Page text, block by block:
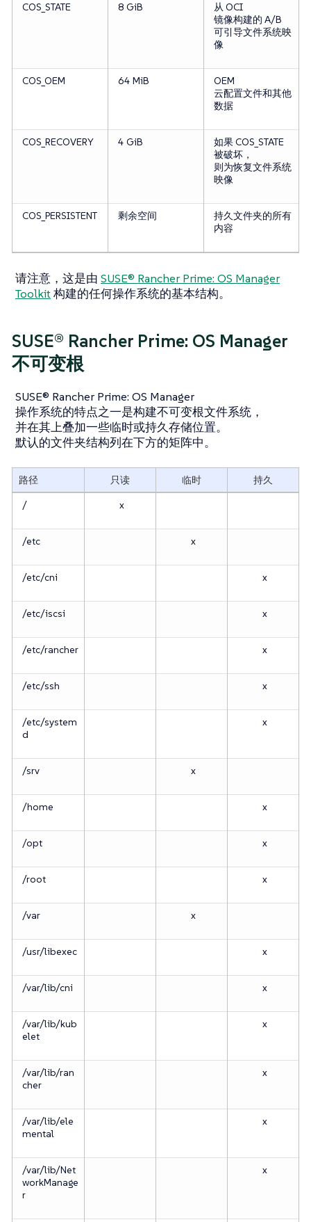
COS_STATE 8 GiB
从 OCI
镜像构建的 A/B
可引导文件系统映
像
COS_OEM 64 MiB
OEM
云配置文件和其他
数据
COS_RECOVERY 4 GiB
如果 COS_STATE
被破坏，
则为恢复文件系统
映像
COS_PERSISTENT 剩余空间
持久文件夹的所有
内容
请注意，这是由 SUSE® Rancher Prime: OS Manager
Toolkit构建的任何操作系统的基本结构。
SUSE® Rancher Prime: OS Manager
不可变根
SUSE® Rancher Prime: OS Manager
操作系统的特点之一是构建不可变根文件系统，
并在其上叠加一些临时或持久存储位置。
默认的文件夹结构列在下方的矩阵中。
路径 只读 临时
持久
/
x
/etc x
/etc/cni x
/etc/iscsi x
/etc/rancher x
/etc/ssh x
/etc/system
d
x
/srv x
/home x
/opt x
/root x
/var x
/usr/libexec x
/var/lib/cni x
/var/lib/kub
elet
x
/var/lib/ran
cher
x
/var/lib/ele
mental
x
/var/lib/Net
workManage
r
x